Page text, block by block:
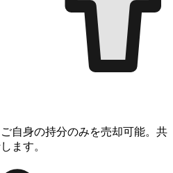
自身の持分のみを売却可能。共
ます。